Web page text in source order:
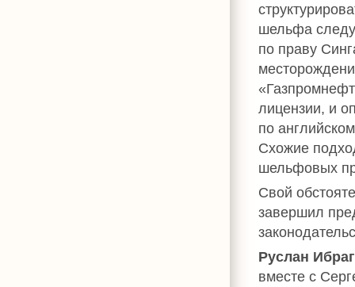
шельфа
по праву
лицензии, и
по
Схожие
шельфовых
Свой
завершил
Руслан
вместе с